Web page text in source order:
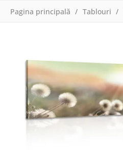
Pagina principală Tablouri